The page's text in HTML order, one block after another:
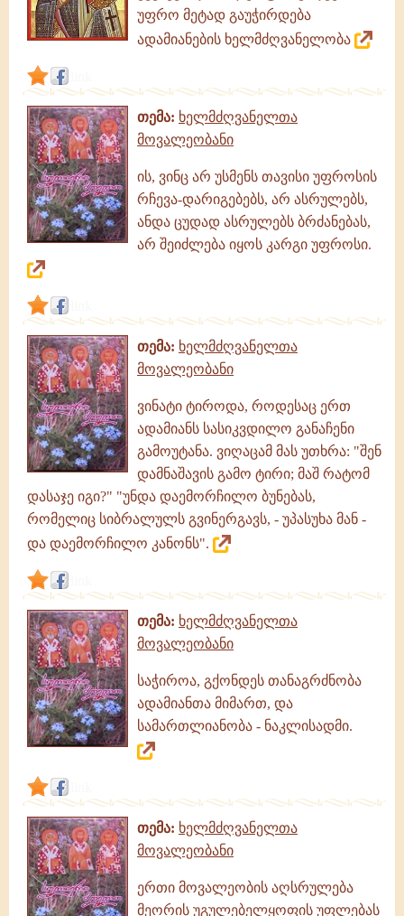
უფრო მეტად გაუჭირდება
ადამიანების ხელმძღვანელობა
თემა: ხელმძღვანელთა
მოვალეობანი
ის, ვინც არ უსმენს თავისი უფროსის
რჩევა-დარიგებებს, არ ასრულებს,
ანდა ცუდად ასრულებს ბრძანებას,
არ შეიძლება იყოს კარგი უფროსი.
თემა: ხელმძღვანელთა
მოვალეობანი
ვინატი ტიროდა, როდესაც ერთ
ადამიანს სასიკვდილო განაჩენი
გამოუტანა. ვიღაცამ მას უთხრა: "შენ
დამნაშავის გამო ტირი; მაშ რატომ
დასაჯე იგი?" "უნდა დაემორჩილო ბუნებას,
რომელიც სიბრალულს გვინერგავს, - უპასუხა მან -
და დაემორჩილო კანონს".
თემა: ხელმძღვანელთა
მოვალეობანი
საჭიროა, გქონდეს თანაგრძნობა
ადამიანთა მიმართ, და
სამართლიანობა - ნაკლისადმი.
თემა: ხელმძღვანელთა
მოვალეობანი
ერთი მოვალეობის აღსრულება
მეორის უგულებელყოფის უფლებას